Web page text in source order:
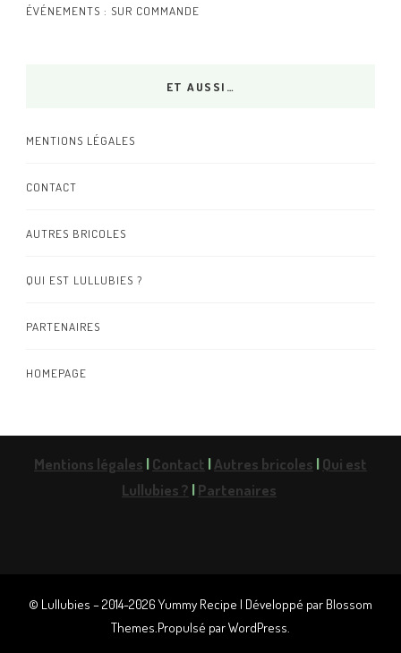
ÉVÉNEMENTS : SUR COMMANDE
ET AUSSI…
MENTIONS LÉGALES
CONTACT
AUTRES BRICOLES
QUI EST LULLUBIES ?
PARTENAIRES
HOMEPAGE
Mentions légales |Contact |Autres bricoles |Qui est
Lullubies ? |Partenaires
© Lullubies – 2014-2026Yummy Recipe | Développé par Blossom
Themes.Propulsé parWordPress.